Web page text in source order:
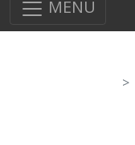
MENU